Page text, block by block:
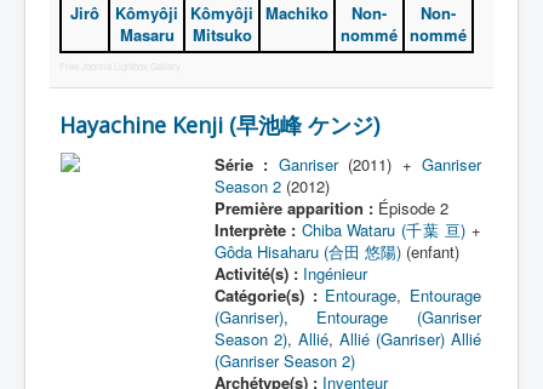
Jirô
Kômyôji
Masaru
Kômyôji
Mitsuko
Machiko
Non-
nommé
Non-
nommé
Hayachine Kenji (早池峰 ケンジ)
Série : Ganriser(2011) + Ganriser
Season 2(2012)
Première apparition :Épisode 2
Interprète : Chiba Wataru (千葉 亘) +
Gôda Hisaharu (合田 悠陽)(enfant)
Activité(s) : Ingénieur
Catégorie(s) : Entourage, Entourage
(Ganriser), Entourage (Ganriser
Season 2), Allié, Allié (Ganriser) Allié
(Ganriser Season 2)
Archétype(s) : Inventeur